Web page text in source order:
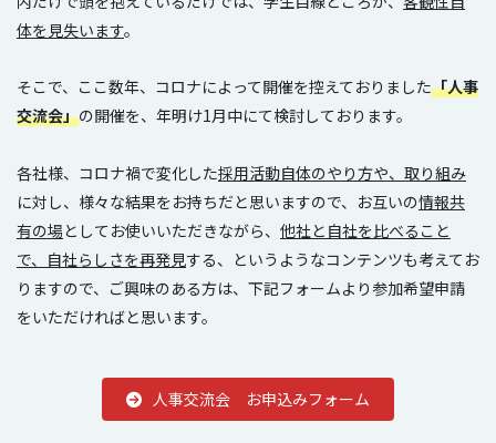
体を見失います。
そこで、ここ数年、コロナによって開催を控えておりました「人事
交流会」の開催を、年明け1月中にて検討しております。
各社様、コロナ禍で変化した採用活動自体のやり方や、取り組み
に対し、様々な結果をお持ちだと思いますので、お互いの情報共
有の場としてお使いいただきながら、 他社と自社を比べること
で、自社らしさを再発見する、というようなコンテンツも考えてお
りますので、ご興味のある方は、下記フォームより参加希望申請
をいただければと思います。
人事交流会 お申込みフォーム